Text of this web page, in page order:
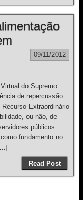
09/11/2012
do Supremo
de repercussão
Extraordinário
ou não, de
públicos
fundamento no
Read Post